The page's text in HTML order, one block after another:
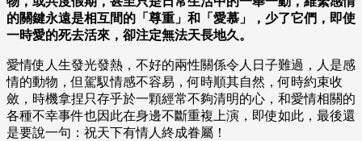
的關鍵永遠是相互間的「尊重」和「愛慕」，少了它們，即使
一時愛的死去活來，卻注定無法天長地久。
愛情使人生發光發熱，不好的兩性關係令人日子難過，人是感
情的動物，但駕馭情感不容易，何時順其自然，何時約束收
斂，時機拿捏只存乎於一顆經常不夠清明的心，和愛情相關的
各種不幸事件也因此在身邊不斷重複上演，即使如此，最後還
是要說一句：祝天下有情人終成眷屬！